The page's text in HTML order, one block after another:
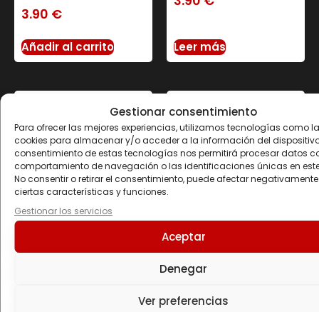
Gestionar consentimiento
Para ofrecer las mejores experiencias, utilizamos tecnologías como
cookies para almacenar y/o acceder a la información del
consentimiento de estas tecnologías nos permitirá procesar datos
comportamiento de navegación o las identificaciones únicas en
No consentir o retirar el consentimiento, puede afectar
ciertas características y funciones.
Gestionar los servicios
Aceptar
Denegar
Ver preferencias
3.90 €
Añadir al carrito Leer más
PROTEIN CREPES 520
25.70